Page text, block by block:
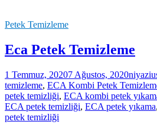
Petek Temizleme
Eca Petek Temizleme
1 Temmuz, 20207 Ağustos, 2020
temizleme, ECA Kombi Petek
petek temizliği, ECA kombi petek
ECA petek temizliği, ECA petek yıkama,
petek temizliği